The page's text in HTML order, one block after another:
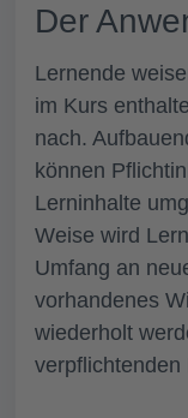
Der
Lernende
im Kurs
nach.
können
Lerninhalte
Weise wird
Umfang an
vorhandenes
wiederholt
verpflichtenden